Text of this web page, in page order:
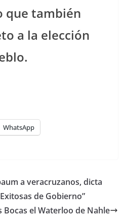
que también
a la elección
WhatsApp
a veracruzanos, dicta
de Gobierno”
Bocas el Waterloo de Nahle